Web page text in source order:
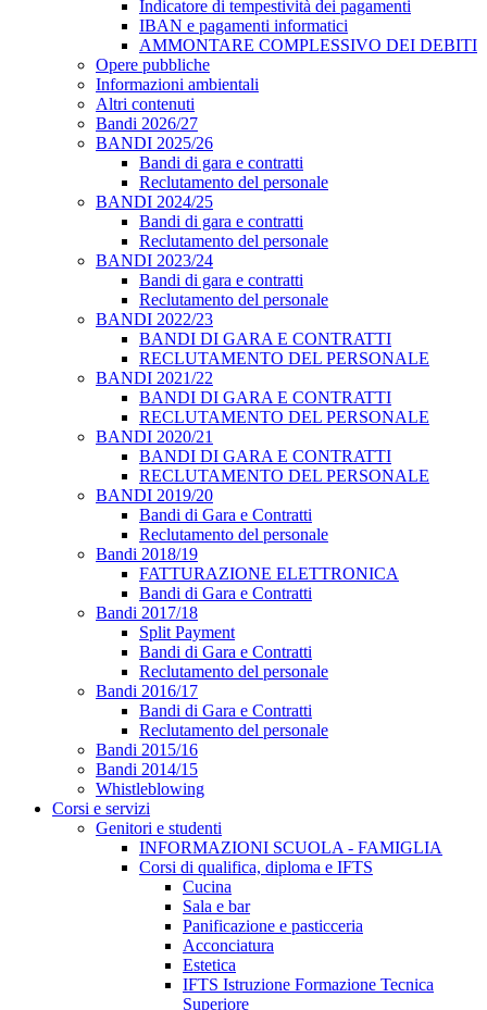
Indicatore di tempestività dei pagamenti
IBAN e pagamenti informatici
AMMONTARE COMPLESSIVO DEI DEBITI
Opere pubbliche
Informazioni ambientali
Altri contenuti
Bandi 2026/27
BANDI 2025/26
Bandi di gara e contratti
Reclutamento del personale
BANDI 2024/25
Bandi di gara e contratti
Reclutamento del personale
BANDI 2023/24
Bandi di gara e contratti
Reclutamento del personale
BANDI 2022/23
BANDI DI GARA E CONTRATTI
RECLUTAMENTO DEL PERSONALE
BANDI 2021/22
BANDI DI GARA E CONTRATTI
RECLUTAMENTO DEL PERSONALE
BANDI 2020/21
BANDI DI GARA E CONTRATTI
RECLUTAMENTO DEL PERSONALE
BANDI 2019/20
Bandi di Gara e Contratti
Reclutamento del personale
Bandi 2018/19
FATTURAZIONE ELETTRONICA
Bandi di Gara e Contratti
Bandi 2017/18
Split Payment
Bandi di Gara e Contratti
Reclutamento del personale
Bandi 2016/17
Bandi di Gara e Contratti
Reclutamento del personale
Bandi 2015/16
Bandi 2014/15
Whistleblowing
Corsi e servizi
Genitori e studenti
INFORMAZIONI SCUOLA - FAMIGLIA
Corsi di qualifica, diploma e IFTS
Cucina
Sala e bar
Panificazione e pasticceria
Acconciatura
Estetica
IFTS Istruzione Formazione Tecnica
Superiore